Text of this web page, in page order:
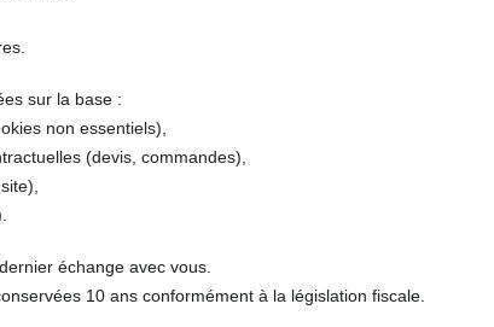
sur la base :
non essentiels),
(devis, commandes),
échange avec vous.
10 ans conformément à la législation fiscale.